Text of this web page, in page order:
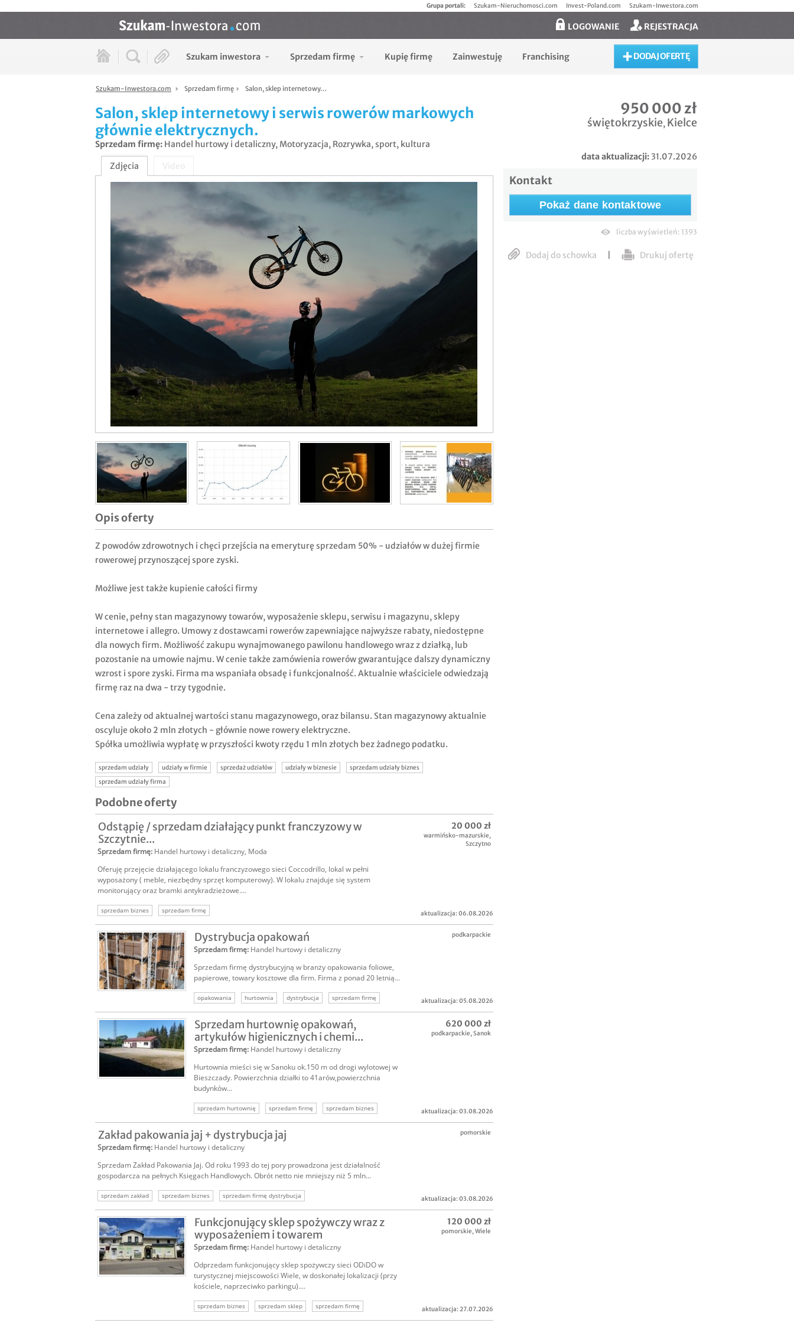
Grupa portali: Szukam-Nieruchomosci.com Invest-Poland.com Szukam-Inwestora.com
LOGOWANIE REJESTRACJA
Szukam inwestora Sprzedam firmę Kupię firmę Zainwestuję Franchising DODAJ OFERTĘ
Szukam-Inwestora.com Sprzedam firmę Salon, sklep internetowy…
Salon, sklep internetowy i serwis rowerów markowych
głównie elektrycznych.
Sprzedam firmę: Handel hurtowy i detaliczny, Motoryzacja, Rozrywka, sport, kultura
Zdjęcia
Opis oferty
Z powodów zdrowotnych i chęci przejścia na emeryturę sprzedam 50% - udziałów w dużej firmie
rowerowej przynoszącej spore zyski.
Możliwe jest także kupienie całości firmy
W cenie, pełny stan magazynowy towarów, wyposażenie sklepu, serwisu i magazynu, sklepy
internetowe i allegro. Umowy z dostawcami rowerów zapewniające najwyższe rabaty, niedostępne
dla nowych firm. Możliwość zakupu wynajmowanego pawilonu handlowego wraz z działką, lub
pozostanie na umowie najmu. W cenie także zamówienia rowerów gwarantujące dalszy dynamiczny
wzrost i spore zyski. Firma ma wspaniała obsadę i funkcjonalność. Aktualnie właściciele odwiedzają
firmę raz na dwa - trzy tygodnie.
Cena zależy od aktualnej wartości stanu magazynowego, oraz bilansu. Stan magazynowy aktualnie
oscyluje około 2 mln złotych - głównie nowe rowery elektryczne.
Spółka umożliwia wypłatę w przyszłości kwoty rzędu 1 mln złotych bez żadnego podatku.
sprzedam udziały udziały w firmie sprzedaż udziałów udziały w biznesie
sprzedam udziały biznes
sprzedam udziały firma
Podobne oferty
Odstąpię / sprzedam działający punkt franczyzowy w
Szczytnie...
Sprzedam firmę: Handel hurtowy i detaliczny, Moda
Oferuję przejęcie działającego lokalu franczyzowego sieci Coccodrillo, lokal w pełni
wyposażony ( meble, niezbędny sprzęt komputerowy). W lokalu znajduje się system
monitorujący oraz bramki antykradzieżowe....
sprzedam biznes sprzedam firmę
20 000 zł
warmińsko-mazurskie,
Szczytno
aktualizacja: 06.08.2026
Dystrybucja opakowań
Sprzedam firmę: Handel hurtowy i detaliczny
Sprzedam firmę dystrybucyjną w branży opakowania foliowe,
papierowe, towary kosztowe dla firm. Firma z ponad 20 letnią...
opakowania hurtownia dystrybucja
sprzedam firmę
sprzedam hurtownię
firma z tradycją zyskowna firma
podkarpackie
aktualizacja: 05.08.2026
Sprzedam hurtownię opakowań,
artykułów higienicznych i chemi...
Sprzedam firmę: Handel hurtowy i detaliczny
Hurtownia mieści się w Sanoku ok.150 m od drogi wylotowej w
Bieszczady. Powierzchnia działki to 41arów,powierzchnia
budynków...
sprzedam hurtownię sprzedam firmę
sprzedam biznes
hurtownia opakowań
oferta sprzedaży firmy
oferta przejęcia firmy
620 000 zł
podkarpackie,Sanok
aktualizacja: 03.08.2026
Zakład pakowania jaj + dystrybucja jaj
Sprzedam firmę: Handel hurtowy i detaliczny
Sprzedam Zakład Pakowania Jaj. Od roku 1993 do tej pory prowadzona jest działalność
gospodarcza na pełnych Księgach Handlowych. Obrót netto nie mniejszy niż 5 mln...
sprzedam zakład sprzedam biznes sprzedam firmę dystrybucja
pomorskie
aktualizacja: 03.08.2026
Funkcjonujący sklep spożywczy wraz z
wyposażeniem i towarem
Sprzedam firmę: Handel hurtowy i detaliczny
Odprzedam funkcjonujący sklep spożywczy sieci ODiDO w
turystycznej miejscowości Wiele, w doskonałej lokalizacji (przy
kościele, naprzeciwko parkingu)....
sprzedam biznes sprzedam sklep sprzedam firmę
120 000 zł
pomorskie,Wiele
aktualizacja: 27.07.2026
950 000 zł
świętokrzyskie, Kielce
data aktualizacji: 31.07.2026
Kontakt
Pokaż dane kontaktowe
liczba wyświetleń: 1393
Dodaj do schowka Drukuj ofertę